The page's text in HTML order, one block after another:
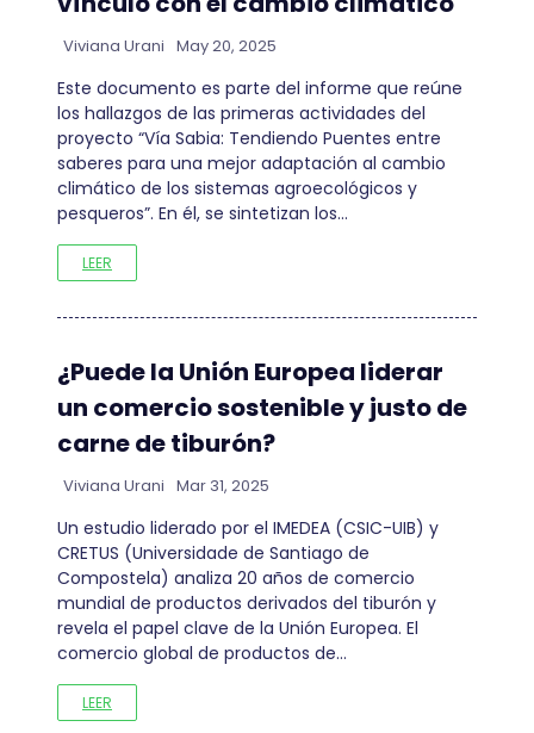
Viviana Urani May 20, 2025
Este documento es parte del informe que reúne
los hallazgos de las primeras actividades del
proyecto “Vía Sabia: Tendiendo Puentes entre
saberes para una mejor adaptación al cambio
climático de los sistemas agroecológicos y
pesqueros”. En él, se sintetizan los…
LEER
¿Puede la Unión Europea liderar
un comercio sostenible y justo de
carne de tiburón?
Viviana Urani Mar 31, 2025
Un estudio liderado por el IMEDEA (CSIC-UIB) y
CRETUS (Universidade de Santiago de
Compostela) analiza 20 años de comercio
mundial de productos derivados del tiburón y
revela el papel clave de la Unión Europea. El
comercio global de productos de…
LEER